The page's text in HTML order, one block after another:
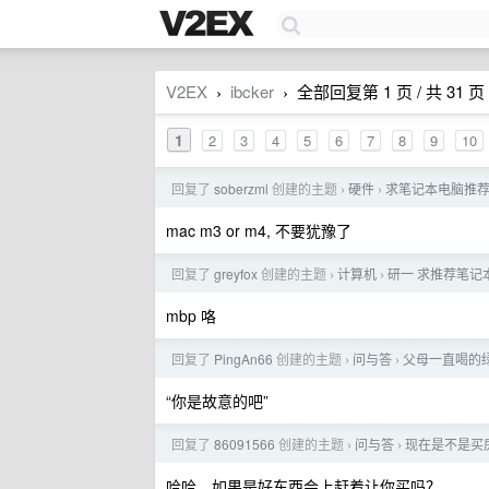
V2EX › ibcker › 全部回复第 1 页 / 共 31 页
1 2 3 4 5 6 7 8 9 10
回复了 soberzml 创建的主题 › 硬件 › 求笔记本电脑推
mac m3 or m4, 不要犹豫了
回复了 greyfox创建的主题 › 计算机 › 研一 求推荐笔记
mbp 咯
回复了 PingAn66 创建的主题 › 问与答 › 父母一直喝的
“你是故意的吧”
回复了 86091566 创建的主题 › 问与答 › 现在是不是买